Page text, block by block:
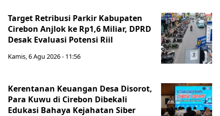
Target Retribusi Parkir Kabupaten
Cirebon Anjlok ke Rp1,6 Miliar, DPRD
Desak Evaluasi Potensi Riil
Kamis, 6 Agu 2026 - 11:56
Kerentanan Keuangan Desa Disorot,
Para Kuwu di Cirebon Dibekali
Edukasi Bahaya Kejahatan Siber